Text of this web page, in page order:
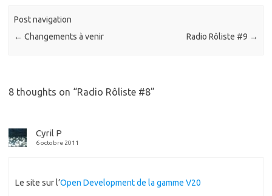
Post navigation
← Changements à venir Radio Rôliste #9 →
8 thoughts on “Radio Rôliste #8”
Cyril P
6 octobre 2011
Le site sur l’Open Development de la gamme V20